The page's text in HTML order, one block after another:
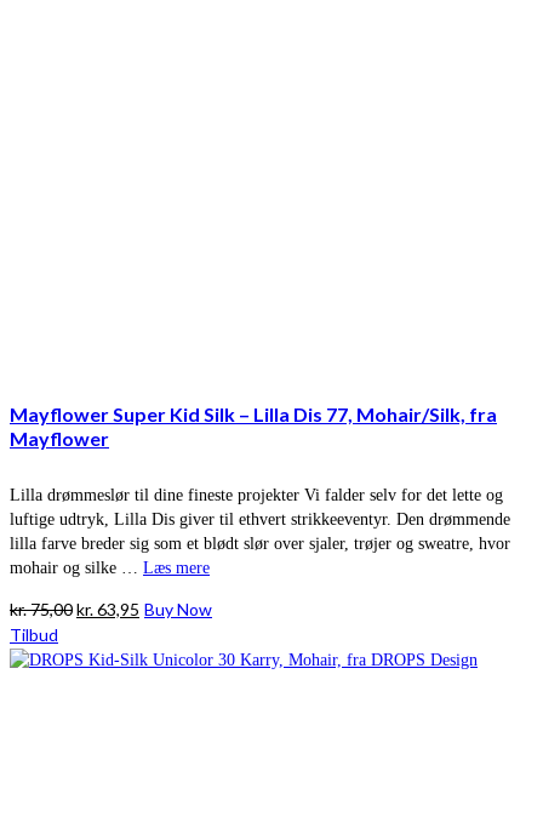
Mayflower Super Kid Silk – Lilla Dis 77, Mohair/Silk, fra
Mayflower
Lilla drømmeslør til dine fineste projekter Vi falder selv for det lette og
luftige udtryk, Lilla Dis giver til ethvert strikkeeventyr. Den drømmende
lilla farve breder sig som et blødt slør over sjaler, trøjer og sweatre, hvor
mohair og silke … Læs mere
kr.75,00Den
pris
kr.63,95 Den
pris
Buy Now
Tilbud